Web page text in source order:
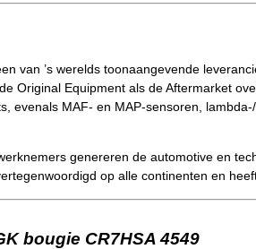
van ’s werelds toonaangevende
Original Equipment als de Aftermarket
evenals MAF- en MAP-sensoren,
genereren de automotive en
op alle continenten en
bougie CR7HSA 4549